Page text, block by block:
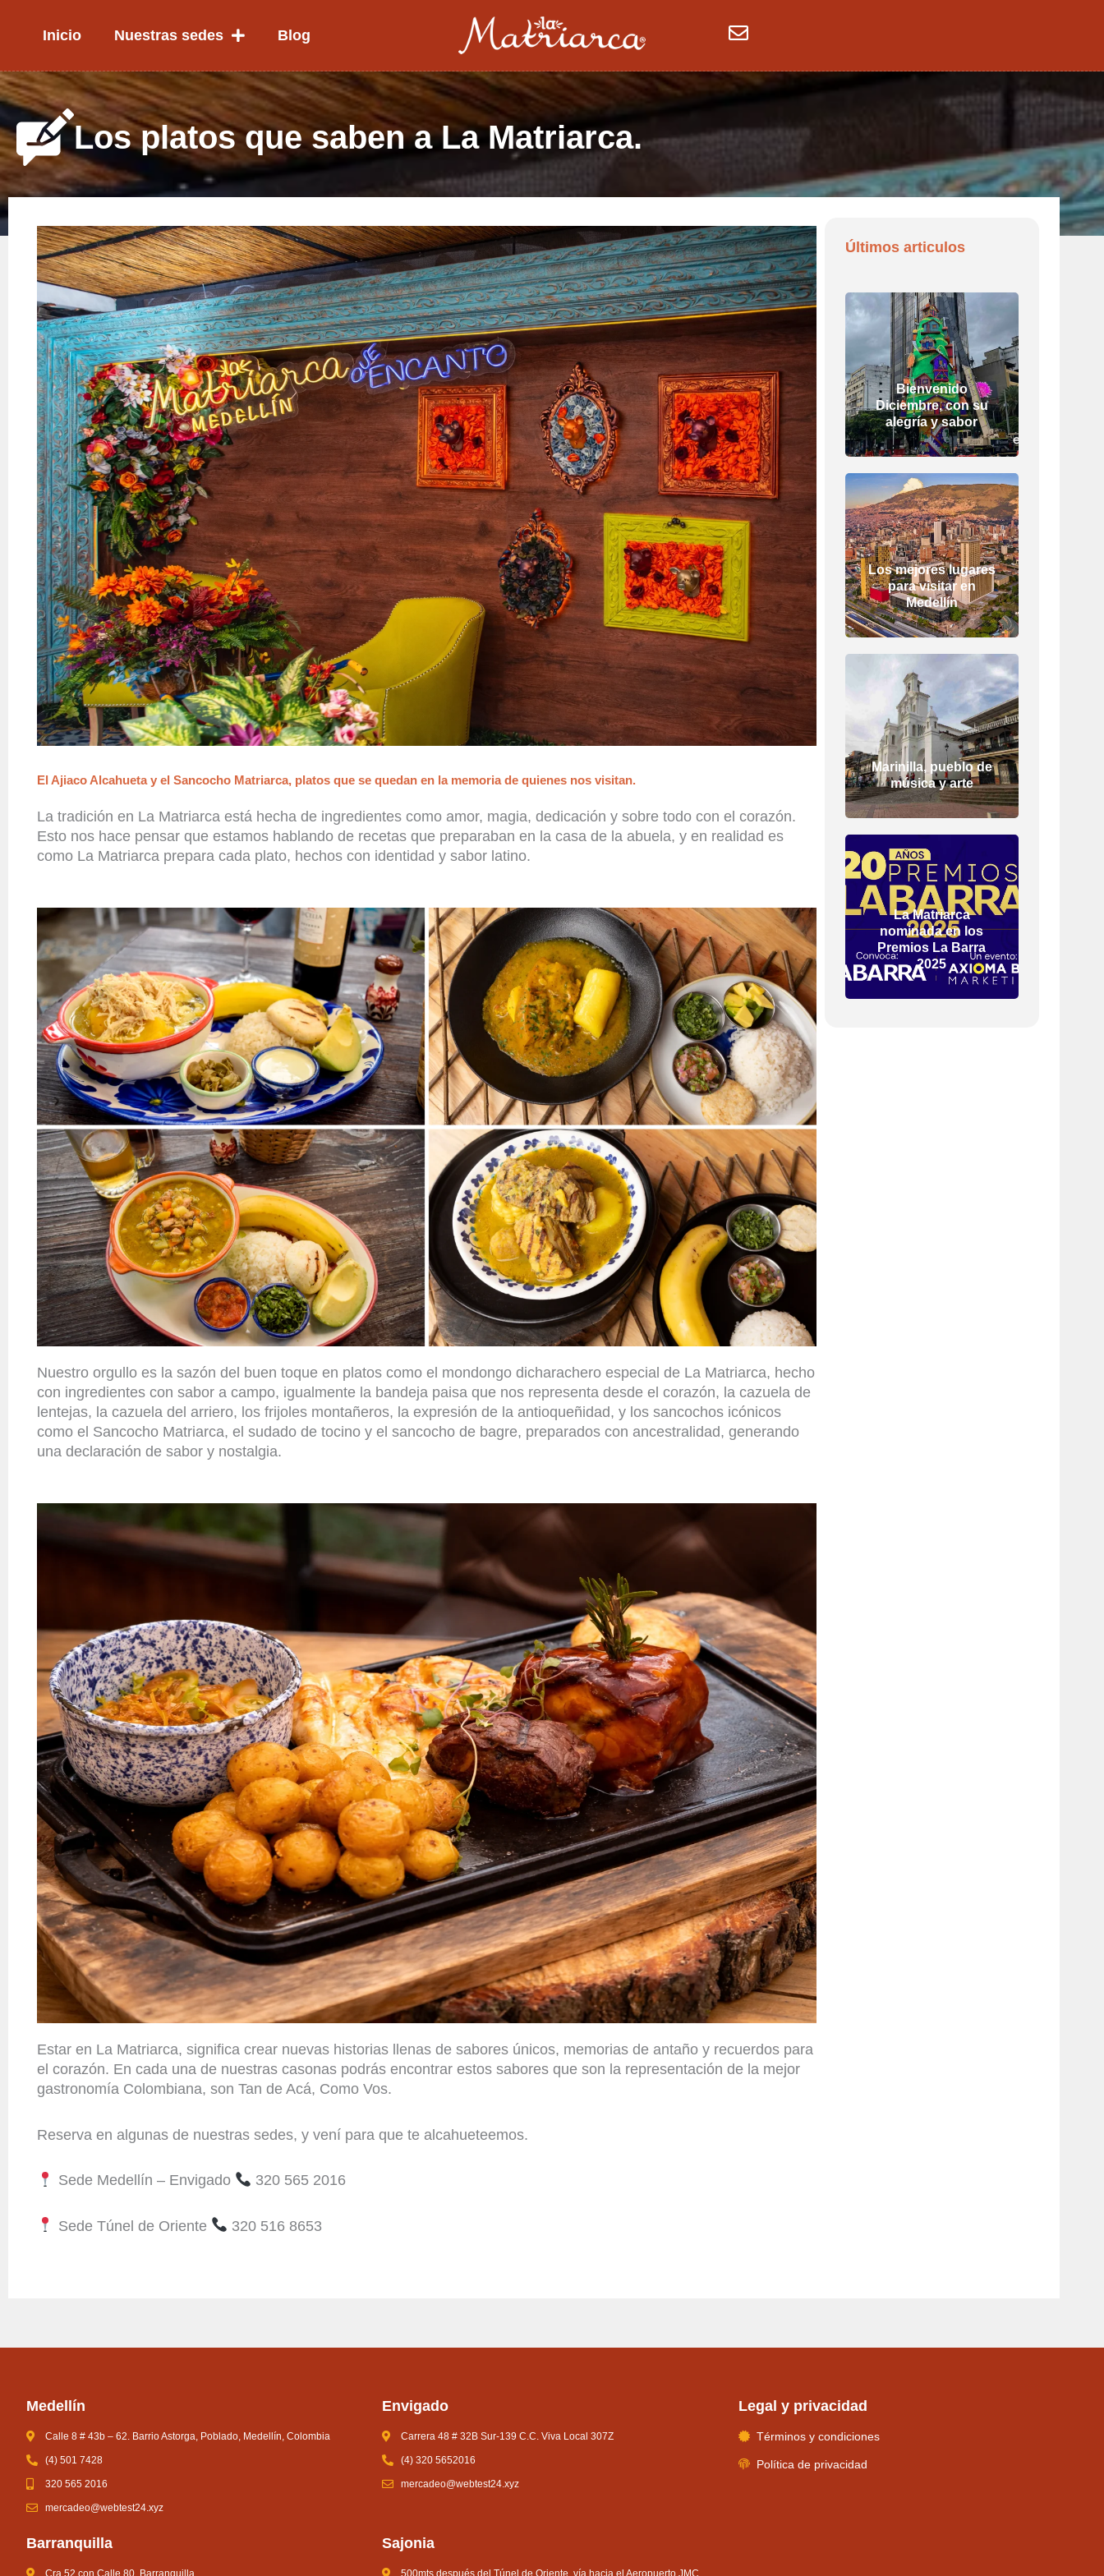
Inicio Nuestras sedes Blog
Los platos que saben a La Matriarca.
El Ajiaco Alcahueta y el Sancocho Matriarca, platos que se quedan en la memoria de quienes nos visitan.
La tradición en La Matriarca está hecha de ingredientes como amor, magia, dedicación y sobre todo con el corazón.
Esto nos hace pensar que estamos hablando de recetas que preparaban en la casa de la abuela, y en realidad es
como La Matriarca prepara cada plato, hechos con identidad y sabor latino.
Nuestro orgullo es la sazón del buen toque en platos como el mondongo dicharachero especial de La Matriarca, hecho
con ingredientes con sabor a campo, igualmente la bandeja paisa que nos representa desde el corazón, la cazuela de
lentejas, la cazuela del arriero, los frijoles montañeros, la expresión de la antioqueñidad, y los sancochos icónicos
como el Sancocho Matriarca, el sudado de tocino y el sancocho de bagre, preparados con ancestralidad, generando
una declaración de sabor y nostalgia.
Estar en La Matriarca, significa crear nuevas historias llenas de sabores únicos, memorias de antaño y recuerdos para
el corazón. En cada una de nuestras casonas podrás encontrar estos sabores que son la representación de la mejor
gastronomía Colombiana, son Tan de Acá, Como Vos.
Reserva en algunas de nuestras sedes, y vení para que te alcahueteemos.
Sede Medellín – Envigado 320 565 2016
Sede Túnel de Oriente 320 516 8653
Últimos articulos
Bienvenido
Diciembre, con su
alegría y sabor
Los mejores lugares
para visitar en
Medellín
Marinilla, pueblo de
música y arte
La Matriarca
nominada en los
Premios La Barra
2025
Medellín
Calle 8 # 43b – 62. Barrio Astorga, Poblado, Medellín, Colombia
(4) 501 7428
320 565 2016
mercadeo@webtest24.xyz
Envigado
Carrera 48 # 32B Sur-139 C.C. Viva Local 307Z
(4) 320 5652016
mercadeo@webtest24.xyz
Legal y privacidad
Términos y condiciones
Política de privacidad
Barranquilla
Cra 52 con Calle 80. Barranquilla
Sajonia
500mts después del Túnel de Oriente, vía hacia el Aeropuerto JMC